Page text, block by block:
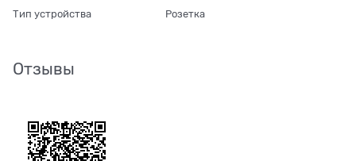
Тип устройства Розетка
Отзывы